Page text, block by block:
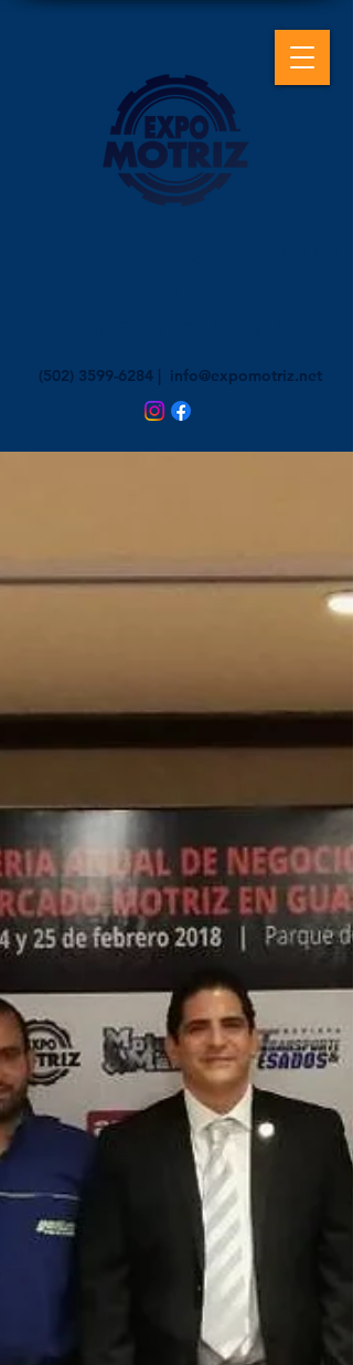
(502) 3599-6284 | info@expomotriz.net